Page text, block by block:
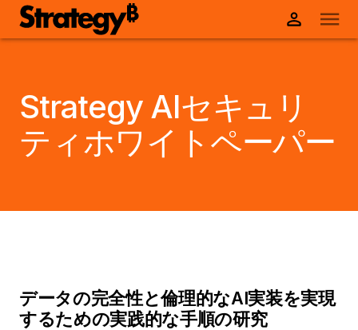
Strategy AIセキュリ
ティホワイトペーパー
データの完全性と倫理的なAI実装を実現
するための実践的な手順の研究